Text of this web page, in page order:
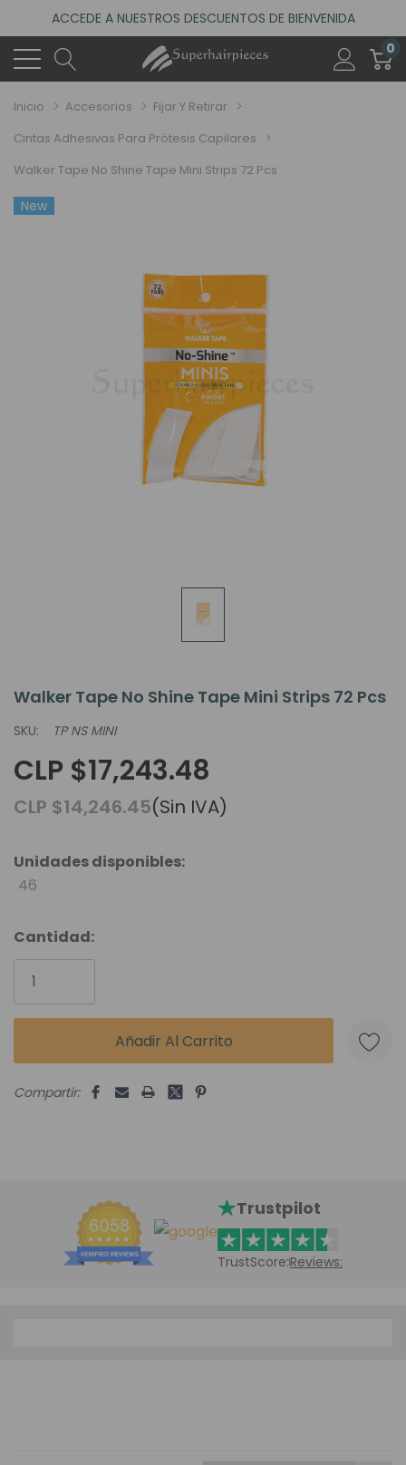
ACCEDE A NUESTROS DESCUENTOS DE BIENVENIDA
4.6
(485 reseñas)
VISITA NUESTRO NUEVO SALÓN EN MADRID
ACCEDE A NUESTROS DESCUENTOS DE BIENVENIDA
0
Inicio Accesorios
Fijar Y Retirar
Cintas Adhesivas Para Prótesis Capilares
Walker Tape No Shine Tape Mini Strips 72 Pcs
New
Walker Tape No Shine Tape Mini Strips 72 Pcs
SKU: TP NS MINI
CLP $17,243.48
CLP $14,246.45(Sin IVA)
Unidades disponibles:
46
Cantidad:
Compartir:
Trustpilot
TrustScore:Reviews: